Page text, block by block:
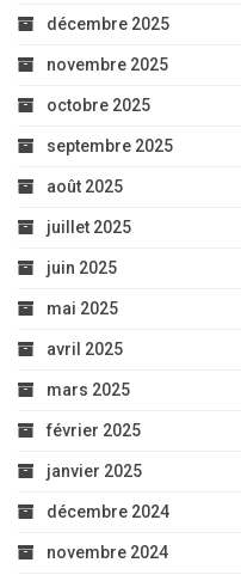
décembre 2025
novembre 2025
octobre 2025
septembre 2025
août 2025
juillet 2025
juin 2025
mai 2025
avril 2025
mars 2025
février 2025
janvier 2025
décembre 2024
novembre 2024